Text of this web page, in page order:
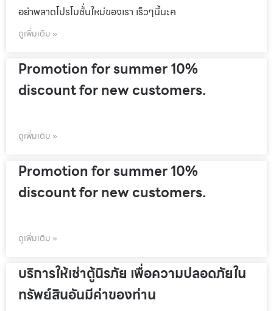
อย่าพลาดโปรโมชั้่นใหม่ของเรา เร็วๆนี้นะค
ดูเพิ่มเติม »
Promotion for summer 10%
discount for new customers.
ดูเพิ่มเติม »
Promotion for summer 10%
discount for new customers.
ดูเพิ่มเติม »
บริการให้เช่าตู้นิรภัย เพื่อความปลอดภัยใน
ทรัพย์สินอันมีค่าของท่าน